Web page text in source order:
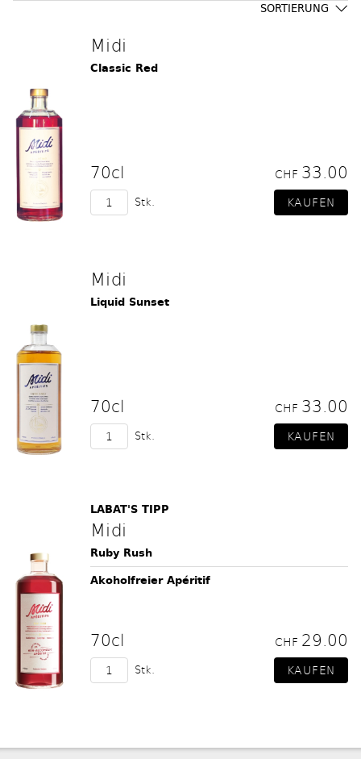
SORTIERUNG
Midi
Classic Red
70cl CHF 33.00
Stk.
Midi
Liquid Sunset
70cl CHF 33.00
Stk.
LABAT'S TIPP
Midi
Ruby Rush
Akoholfreier Apéritif
70cl CHF 29.00
Stk.